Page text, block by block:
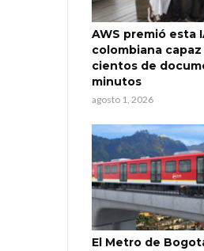
AWS premió esta
colombiana
cientos de
minutos
agosto 1, 2026
El Metro de